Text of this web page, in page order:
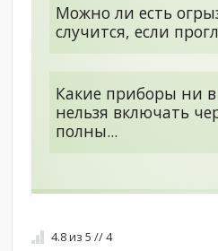
Можно ли есть
случится, если
Какие приборы ни в
нельзя включать
полны...
4.8из5 //4